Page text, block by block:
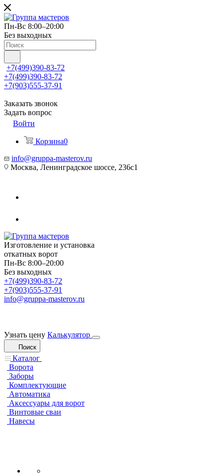
Пн-Вс 8:00–20:00
Без выходных
+7(499)390-83-72
+7(499)390-83-72
+7(903)555-37-91
Заказать звонок
Задать вопрос
Войти
Корзина0
info@gruppa-masterov.ru
Москва, Ленинградское шоссе, 236с1
Изготовление и установка
откатных ворот
Пн-Вс 8:00–20:00
Без выходных
+7(499)390-83-72
+7(903)555-37-91
info@gruppa-masterov.ru
Узнать цену Калькулятор
Поиск
Каталог
Ворота
Заборы
Комплектующие
Автоматика
Аксессуары для ворот
Винтовые сваи
Навесы